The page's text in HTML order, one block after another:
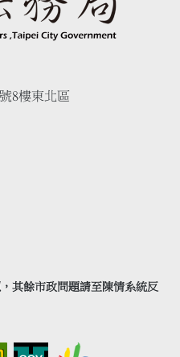
8樓東北區
其餘市政問題請至陳情系統反